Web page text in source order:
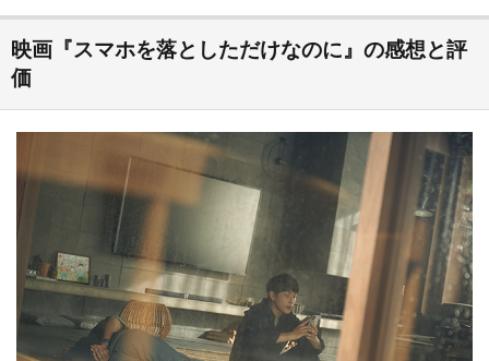
映画『スマホを落としただけなのに』の感想と評
価